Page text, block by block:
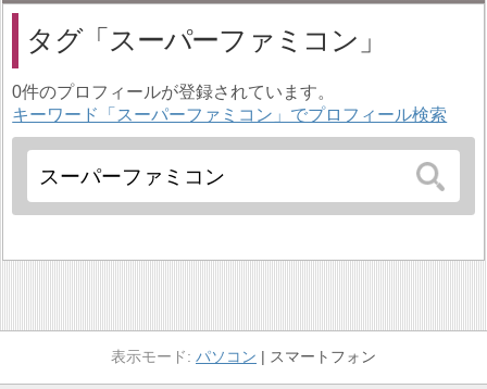
タグ スーパーファミコン
0件のプロフィールが登録されています。
キーワード「スーパーファミコン」でプロフィール検索
パソコン スマートフォン